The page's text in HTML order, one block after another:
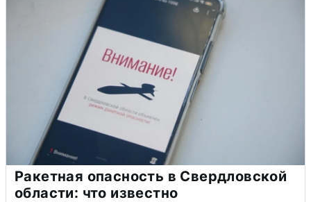
Ракетная опасность в Свердловской
области: что известно